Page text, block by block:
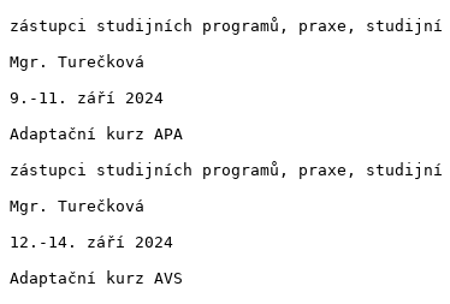
zástupci studijních programů, praxe, studijní
Mgr. Turečková
9.-11. září 2024
Adaptační kurz APA
zástupci studijních programů, praxe, studijní
Mgr. Turečková
12.-14. září 2024
Adaptační kurz AVS